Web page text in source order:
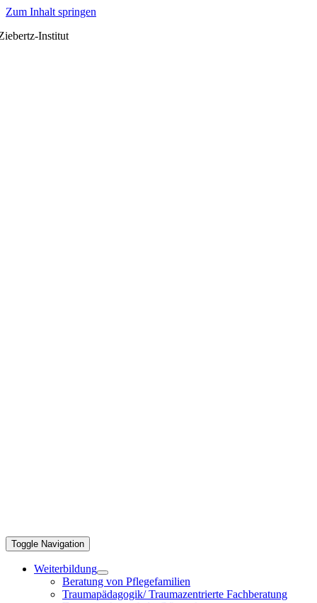
Zum Inhalt springen
Institut
Toggle Navigation
Weiterbildung
Beratung von Pflegefamilien
Traumapädagogik/ Traumazentrierte Fachberatung